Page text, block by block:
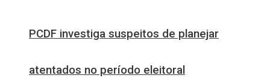
PCDF investiga suspeitos de planejar
atentados no período eleitoral